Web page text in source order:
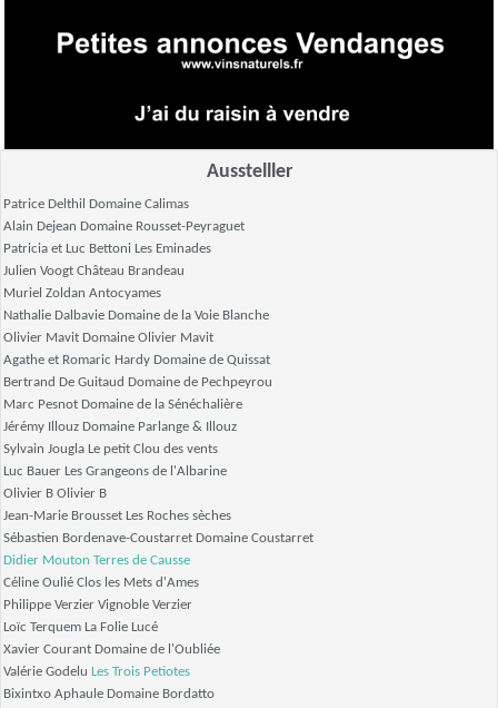
Ausstelller
Patrice Delthil Domaine Calimas
Alain Dejean Domaine Rousset-Peyraguet
Patricia et Luc Bettoni Les Eminades
Julien Voogt Château Brandeau
Muriel Zoldan Antocyames
Nathalie Dalbavie Domaine de la Voie Blanche
Olivier Mavit Domaine Olivier Mavit
Agathe et Romaric Hardy Domaine de Quissat
Bertrand De Guitaud Domaine de Pechpeyrou
Marc Pesnot Domaine de la Sénéchalière
Jérémy Illouz Domaine Parlange & Illouz
Sylvain Jougla Le petit Clou des vents
Luc Bauer Les Grangeons de l'Albarine
Olivier B Olivier B
Jean-Marie Brousset Les Roches sèches
Sébastien Bordenave-Coustarret Domaine Coustarret
Didier Mouton Terres de Causse
Céline Oulié Clos les Mets d'Ames
Philippe Verzier Vignoble Verzier
Loïc Terquem La Folie Lucé
Xavier Courant Domaine de l'Oubliée
Valérie Godelu Les Trois Petiotes
Bixintxo Aphaule Domaine Bordatto